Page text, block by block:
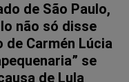
de São Paulo,
não só disse
Carmén Lúcia
se
de Lula